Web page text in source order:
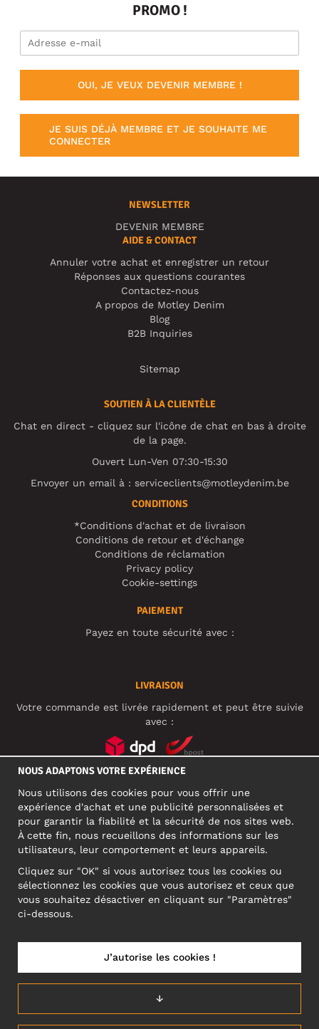
PROMO !
OUI, JE VEUX DEVENIR MEMBRE !
JE SUIS DÉJÀ MEMBRE ET JE SOUHAITE ME
CONNECTER
NEWSLETTER
DEVENIR MEMBRE
AIDE & CONTACT
Annuler votre achat et enregistrer un retour
Réponses aux questions courantes
Contactez-nous
A propos de Motley Denim
Blog
B2B Inquiries
Sitemap
SOUTIEN À LA CLIENTÈLE
Chat en direct - cliquez sur l'icône de chat en bas à droite
de la page.
Ouvert Lun-Ven 07:30-15:30
Envoyer un email à : serviceclients@motleydenim.be
CONDITIONS
*Conditions d'achat et de livraison
Conditions de retour et d'échange
Conditions de réclamation
Privacy policy
Cookie-settings
PAIEMENT
Payez en toute sécurité avec :
LIVRAISON
Votre commande est livrée rapidement et peut être suivie
avec :
ADRESSE PROFESSIONNELLE
Narva mnt 5, EE-10117 Tallinn
Reg: 12356245
ATTENTION ! N'envoyez pas les retours de produits à cette
BELGIUM/FRANÇAIS (BE)
NOUS ADAPTONS VOTRE EXPÉRIENCE
Nous utilisons des cookies pour vous offrir une
expérience d'achat et une publicité personnalisées et
pour garantir la fiabilité et la sécurité de nos sites web.
À cette fin, nous recueillons des informations sur les
utilisateurs, leur comportement et leurs appareils.
Cliquez sur "OK" si vous autorisez tous les cookies ou
sélectionnez les cookies que vous autorisez et ceux que
vous souhaitez désactiver en cliquant sur "Paramètres"
ci-dessous.
↓
J’autorise les cookies !